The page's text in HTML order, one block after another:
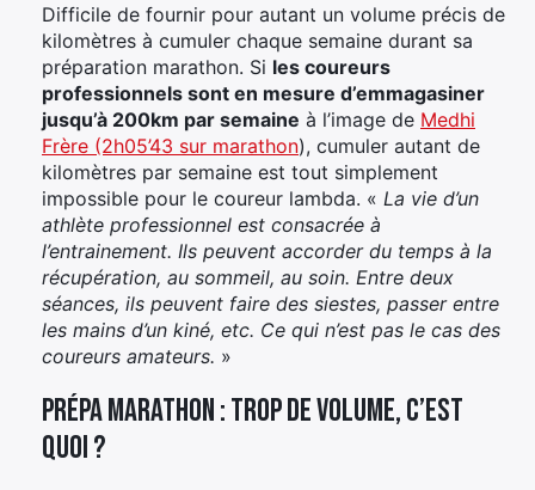
Difficile de fournir pour autant un volume précis de
kilomètres à cumuler chaque semaine durant sa
préparation marathon. Si les coureurs
professionnels sont en mesure d’emmagasiner
jusqu’à 200km par semaine à l’image de Medhi
Frère (2h05’43 sur marathon), cumuler autant de
kilomètres par semaine est tout simplement
impossible pour le coureur lambda. « La vie d’un
athlète professionnel est consacrée à
l’entrainement. Ils peuvent accorder du temps à la
récupération, au sommeil, au soin. Entre deux
séances, ils peuvent faire des siestes, passer entre
les mains d’un kiné, etc. Ce qui n’est pas le cas des
coureurs amateurs. »
Prépa marathon : trop de volume, c’est
quoi ?